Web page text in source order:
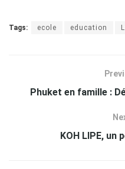
Tags: ecole education
Phuket en famille :
KOH LIPE, un